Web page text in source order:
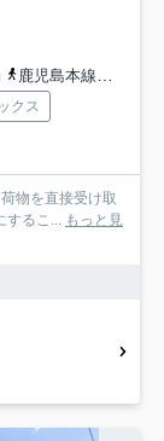
鹿児島本線「笹原」駅 徒歩25分車9分 2.1km
クス
物を直接受け取
するこ... もっと見